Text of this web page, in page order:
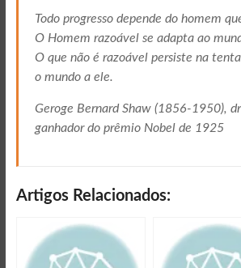
Todo progresso depende do homem
O Homem razoável se adapta ao
O que não é razoável persiste na
o mundo a ele.
Geroge Bernard Shaw (1856-1950),
ganhador do prêmio Nobel de 1925
Artigos Relacionados: